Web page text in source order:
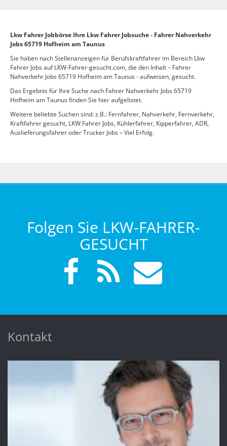
Lkw Fahrer Jobbörse Ihre Lkw Fahrer Jobsuche - Fahrer Nahverkehr
Jobs 65719 Hofheim am Taunus
Sie haben nach Stellenanzeigen für Berufskraftfahrer im Bereich Lkw
Fahrer Jobs auf LKW-Fahrer-gesucht.com, die den Inhalt – Fahrer
Nahverkehr Jobs 65719 Hofheim am Taunus - aufweisen, gesucht.
Das Ergebnis für Ihre Suche nach Fahrer Nahverkehr Jobs 65719
Hofheim am Taunus finden Sie hier aufgelistet.
Weitere beliebte Suchen sind: z.B.: Fernfahrer, Nahverkehr, Fernverkehr,
Kraftfahrer gesucht, LKW Fahrer Jobs, Kühlerfahrer, Kipperfahrer, ADR,
Auslieferungsfahrer oder Trucker Jobs – Viel Erfolg.
Folgen Sie LKW-FAHRER-
GESUCHT
Kontakt